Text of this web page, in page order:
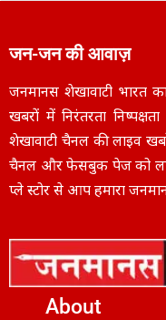
जन-जन की आवाज़
जनमानस शेखावाटी भारत
खबरों में निरंतरता
शेखावाटी चैनल की लाइव
चैनल और फेसबुक पेज को
प्ले स्टोर से आप हमारा
About